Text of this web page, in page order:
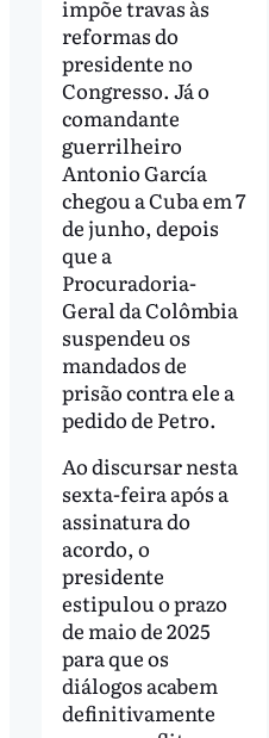
impõe travas às
reformas do
presidente no
Congresso. Já o
comandante
guerrilheiro
Antonio García
chegou a Cuba em 7
de junho, depois
que a
Procuradoria-
Geral da Colômbia
suspendeu os
mandados de
prisão contra ele a
pedido de Petro.
Ao discursar nesta
sexta-feira após a
assinatura do
acordo, o
presidente
estipulou o prazo
de maio de 2025
para que os
diálogos acabem
definitivamente